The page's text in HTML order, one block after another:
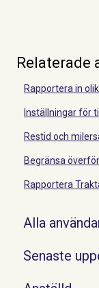
Relaterade
Rapportera in
Inställningar för
Restid och
Begränsa
Rapportera
Alla
Senaste